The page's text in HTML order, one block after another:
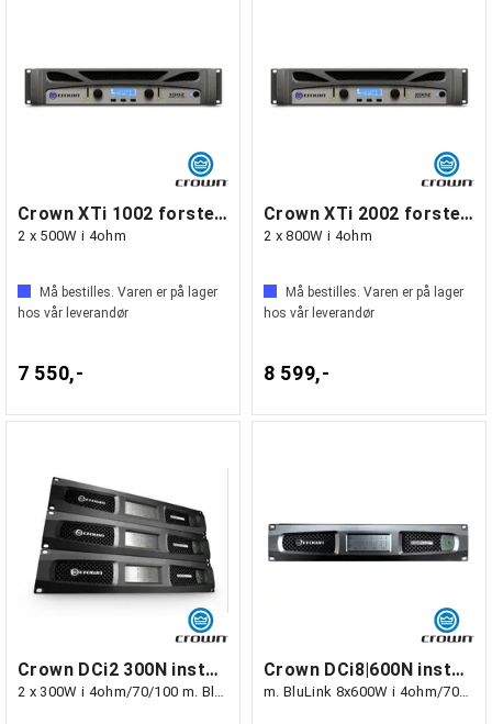
Crown XTi 1002 forsterker med DSP
2 x 500W i 4ohm
Må bestilles. Varen er på lager
hos vår leverandør
7 550,-
Crown XTi 2002 forsterker med DSP
2 x 800W i 4ohm
Må bestilles. Varen er på lager
hos vår leverandør
8 599,-
Crown DCi2 300N installasjonsforst.
2 x 300W i 4ohm/70/100 m. BluLink
Crown DCi8|600N installasjonsforsterker
m. BluLink 8x600W i 4ohm/70/100